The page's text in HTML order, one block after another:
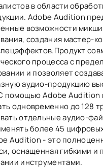
в области
Adobe Audition
возможности
создания мастер-
процесса с
и позволяет
аудио-продукцию
помощью Adobe Audition
одновременно до 128
отдельные аудио-
более 45
Audition - это
оснащенная гибкими и
инструментами.